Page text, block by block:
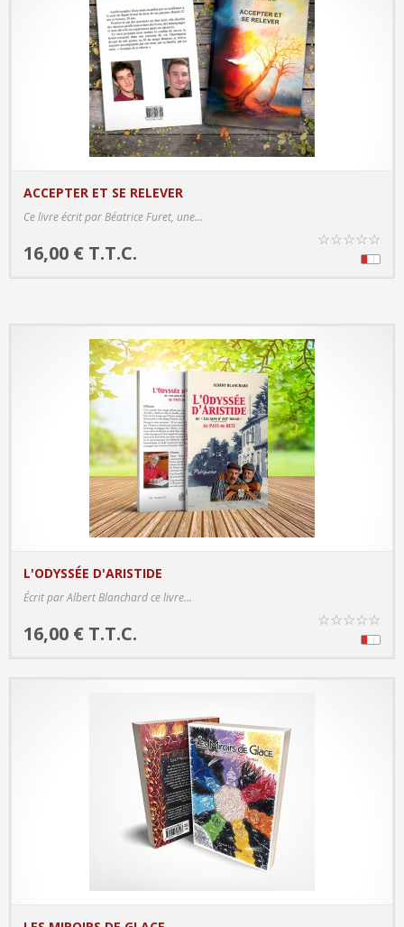
ACCEPTER ET SE RELEVER
Ce livre écrit par Béatrice Furet, une...
16,00 € T.T.C.
☆☆☆☆☆
L'ODYSSÉE D'ARISTIDE
Écrit par Albert Blanchard ce livre...
16,00 € T.T.C.
☆☆☆☆☆